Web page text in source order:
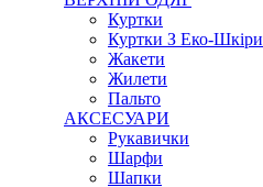
Куртки
Куртки З Еко-Шкіри
Жакети
Жилети
Пальто
АКСЕСУАРИ
Рукавички
Шарфи
Шапки